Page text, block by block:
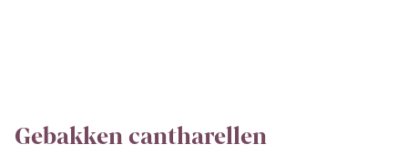
Gebakken cantharellen